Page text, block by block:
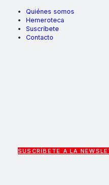
Quiénes somos
Hemeroteca
Suscríbete
Contacto
SUSCRÍBETE A LA